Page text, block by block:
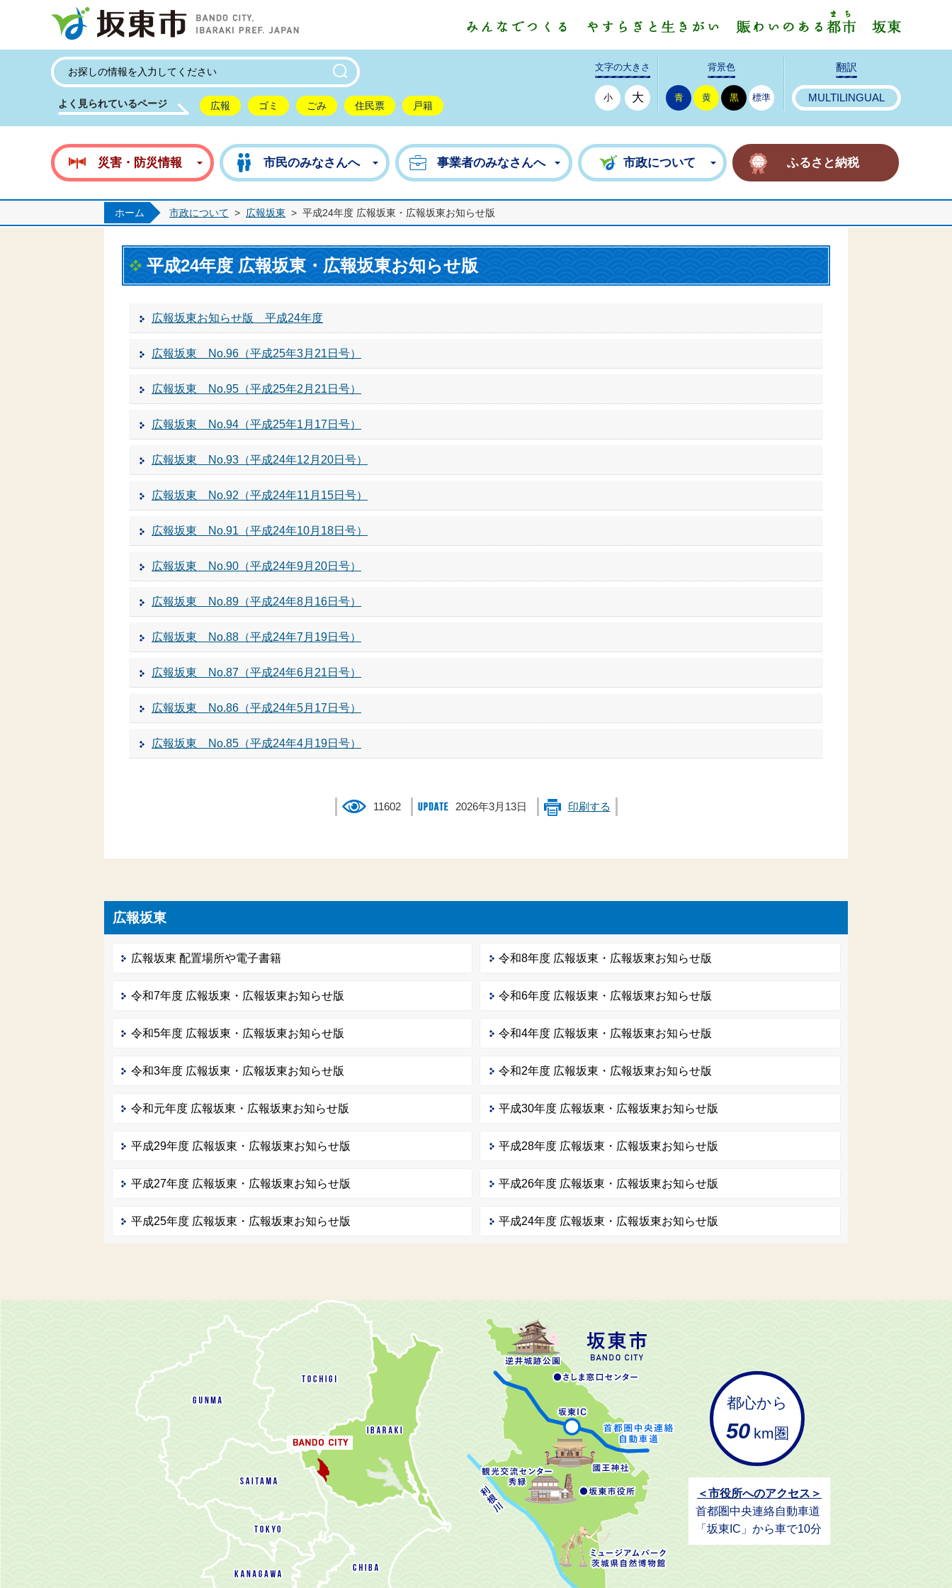
よく見られているページ 広報 ゴミ ごみ 住民票 戸籍
文字の大きさ
小 大
背景色
青 黄 黒 標準
翻訳
MULTILINGUAL
災害・防災情報 市民のみなさんへ 事業者のみなさんへ 市政について ふるさと納税
ホーム 市政について > 広報坂東 > 平成24年度 広報坂東・広報坂東お知らせ版
平成24年度 広報坂東・広報坂東お知らせ版
広報坂東お知らせ版 平成24年度
広報坂東 No.96（平成25年3月21日号）
広報坂東 No.95（平成25年2月21日号）
広報坂東 No.94（平成25年1月17日号）
広報坂東 No.93（平成24年12月20日号）
広報坂東 No.92（平成24年11月15日号）
広報坂東 No.91（平成24年10月18日号）
広報坂東 No.90（平成24年9月20日号）
広報坂東 No.89（平成24年8月16日号）
広報坂東 No.88（平成24年7月19日号）
広報坂東 No.87（平成24年6月21日号）
広報坂東 No.86（平成24年5月17日号）
広報坂東 No.85（平成24年4月19日号）
11602 2026年3月13日 印刷する
広報坂東
広報坂東 配置場所や電子書籍 令和8年度 広報坂東・広報坂東お知らせ版
令和7年度 広報坂東・広報坂東お知らせ版 令和6年度 広報坂東・広報坂東お知らせ版
令和5年度 広報坂東・広報坂東お知らせ版 令和4年度 広報坂東・広報坂東お知らせ版
令和3年度 広報坂東・広報坂東お知らせ版 令和2年度 広報坂東・広報坂東お知らせ版
令和元年度 広報坂東・広報坂東お知らせ版 平成30年度 広報坂東・広報坂東お知らせ版
平成29年度 広報坂東・広報坂東お知らせ版 平成28年度 広報坂東・広報坂東お知らせ版
平成27年度 広報坂東・広報坂東お知らせ版 平成26年度 広報坂東・広報坂東お知らせ版
平成25年度 広報坂東・広報坂東お知らせ版 平成24年度 広報坂東・広報坂東お知らせ版
都心から
50 km圏
＜市役所へのアクセス＞
首都圏中央連絡自動車道
「坂東IC」から車で10分